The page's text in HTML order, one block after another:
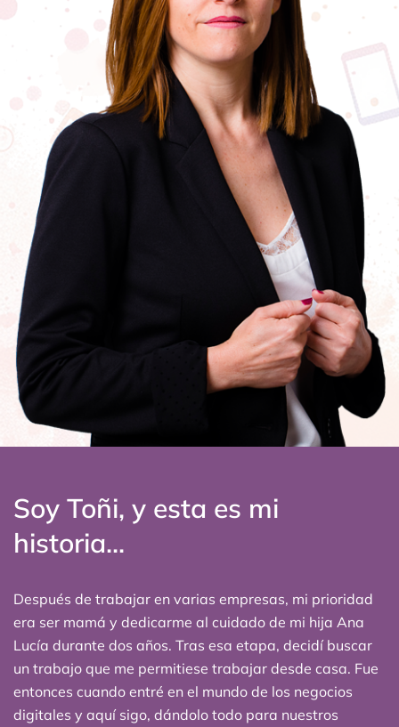
Soy Toñi, y esta es mi
historia...
Después de trabajar en varias empresas, mi prioridad
era ser mamá y dedicarme al cuidado de mi hija Ana
Lucía durante dos años. Tras esa etapa, decidí buscar
un trabajo que me permitiese trabajar desde casa. Fue
entonces cuando entré en el mundo de los negocios
digitales y aquí sigo, dándolo todo para nuestros